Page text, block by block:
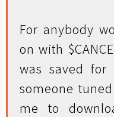
For anybody
on with
was saved
someone
me to